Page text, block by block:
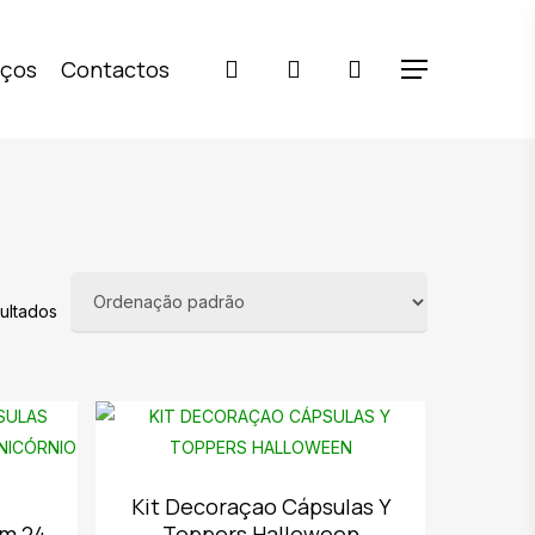
Contactos pesquisaraccount Menu
Kit Decoraçao Cápsulas Y